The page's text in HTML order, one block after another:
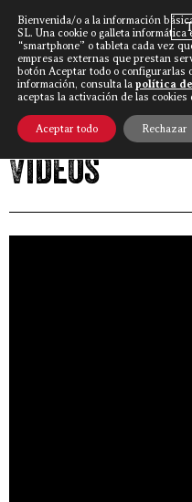
Videos
Bienvenida/o a la información
SL. Una cookie o galleta
“smartphone” o tableta cada vez
empresas externas que prestan
botón Aceptar todo o configurarlas
información, consulta la política
aceptas la activación de las cookies
Aceptar todo Rechazar